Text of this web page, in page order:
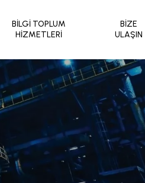
BILGI TOPLUM
HIZMETLERI
BIZE
ULAŞIN